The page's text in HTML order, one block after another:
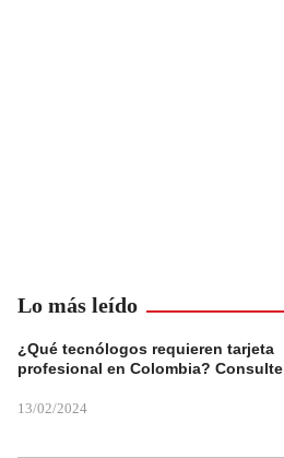
Lo más leído
¿Qué tecnólogos requieren tarjeta
profesional en Colombia? Consulte
13/02/2024